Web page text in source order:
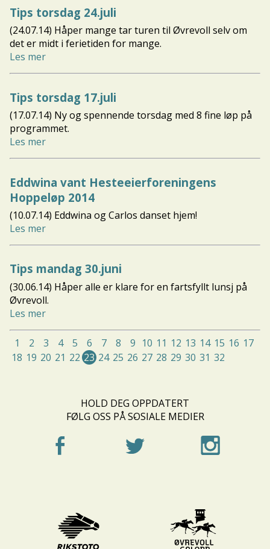
Tips torsdag 24.juli
(24.07.14) Håper mange tar turen til Øvrevoll selv om
det er midt i ferietiden for mange.
Les mer
Tips torsdag 17.juli
(17.07.14) Ny og spennende torsdag med 8 fine løp på
programmet.
Les mer
Eddwina vant Hesteeierforeningens
Hoppeløp 2014
(10.07.14) Eddwina og Carlos danset hjem!
Les mer
Tips mandag 30.juni
(30.06.14) Håper alle er klare for en fartsfyllt lunsj på
Øvrevoll.
Les mer
1 2 3 4 5 6 7 8 9 10 11 12 13 14 15 16 17
18 19 20 21 22 23 24 25 26 27 28 29 30 31 32
HOLD DEG OPPDATERT
-
FØLG OSS PÅ SOSIALE MEDIER